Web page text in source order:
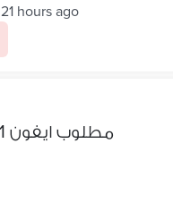
21 hours ago
مطلوب ايفون 11 عادي او ايفون 12 ميني